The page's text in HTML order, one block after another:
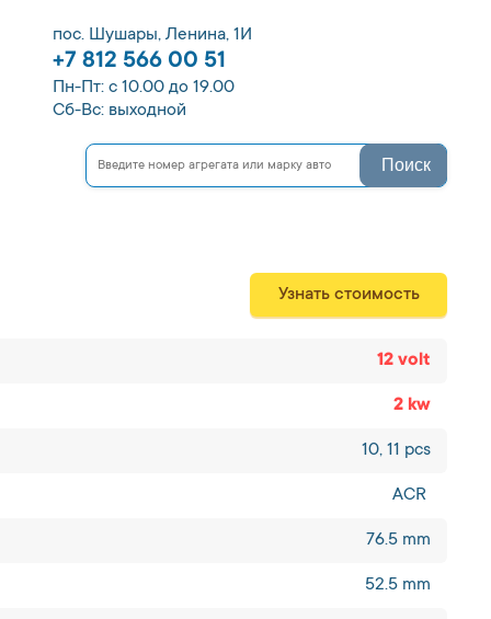
пос. Шушары, Ленина, 1И
+7 812 566 00 51
Пн-Пт: с 10.00 до 19.00
Сб-Вс: выходной
Поиск
Узнать стоимость
12 volt
2 kw
10, 11 pcs
ACR
76.5 mm
52.5 mm